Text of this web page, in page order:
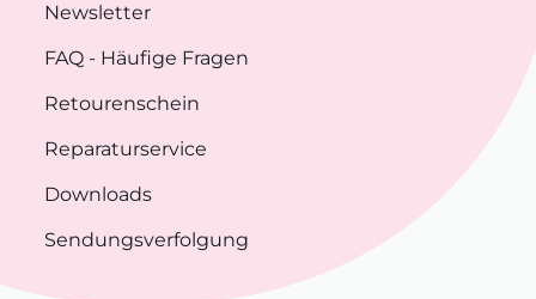
Newsletter
FAQ - Häufige Fragen
Retourenschein
Reparaturservice
Downloads
Sendungsverfolgung